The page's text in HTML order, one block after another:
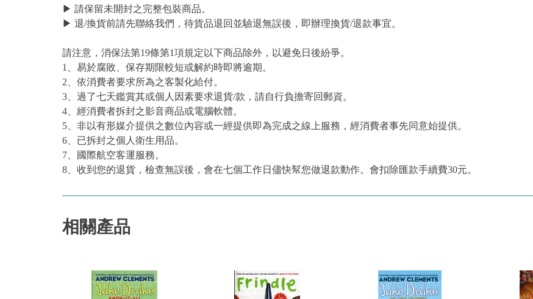
▶ 請保留未開封之完整包裝商品。
▶ 退/換貨前請先聯絡我們，待貨品退回並驗退無誤後，即辦理換貨/退款事宜。
請注意，消保法第19條第1項規定以下商品除外，以避免日後紛爭。
1、易於腐敗、保存期限較短或解約時即將逾期。
2、依消費者要求所為之客製化給付。
3、過了七天鑑賞其或個人因素要求退貨/款，請自行負擔寄回郵資。
4、經消費者拆封之影音商品或電腦軟體。
5、非以有形媒介提供之數位內容或一經提供即為完成之線上服務，經消費者事先同意始提供。
6、已拆封之個人衛生用品。
7、國際航空客運服務。
8、收到您的退貨，檢查無誤後，會在七個工作日儘快幫您做退款動作。會扣除匯款手續費30元。
相關產品